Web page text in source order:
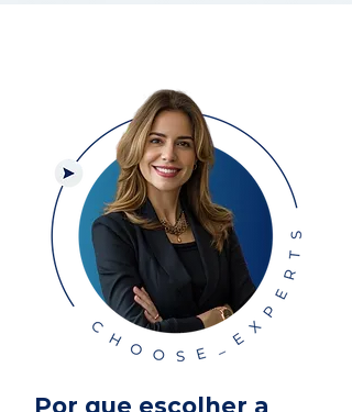
Por que escolher a